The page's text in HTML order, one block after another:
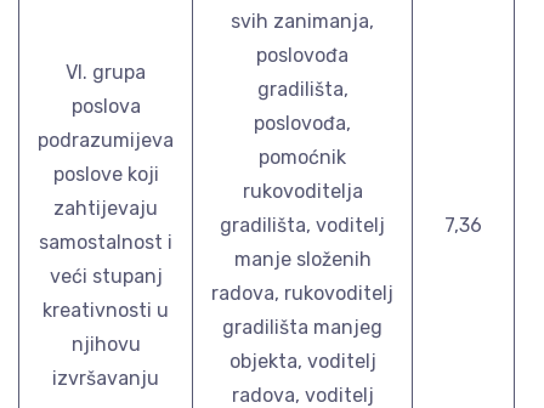
VI. grupa
poslova
podrazumijeva
poslove koji
zahtijevaju
samostalnost i
veći stupanj
kreativnosti u
njihovu
izvršavanju
svih zanimanja,
poslovođa
gradilišta,
poslovođa,
pomoćnik
rukovoditelja
gradilišta, voditelj
manje složenih
radova, rukovoditelj
gradilišta manjeg
objekta, voditelj
radova, voditelj
7,36